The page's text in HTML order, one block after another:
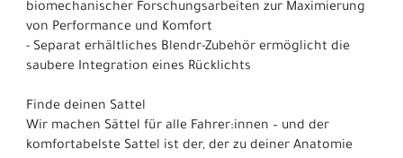
biomechanischer Forschungsarbeiten zur Maximierung
von Performance und Komfort
- Separat erhältliches Blendr-Zubehör ermöglicht die
saubere Integration eines Rücklichts
Finde deinen Sattel
Wir machen Sättel für alle Fahrer:innen – und der
komfortabelste Sattel ist der, der zu deiner Anatomie